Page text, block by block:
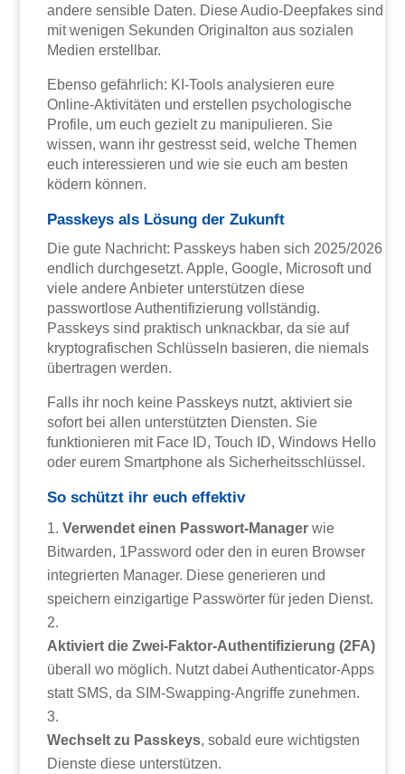
andere sensible Daten. Diese Audio-Deepfakes sind
mit wenigen Sekunden Originalton aus sozialen
Medien erstellbar.
Ebenso gefährlich: KI-Tools analysieren eure
Online-Aktivitäten und erstellen psychologische
Profile, um euch gezielt zu manipulieren. Sie
wissen, wann ihr gestresst seid, welche Themen
euch interessieren und wie sie euch am besten
ködern können.
Passkeys als Lösung der Zukunft
Die gute Nachricht: Passkeys haben sich 2025/2026
endlich durchgesetzt. Apple, Google, Microsoft und
viele andere Anbieter unterstützen diese
passwortlose Authentifizierung vollständig.
Passkeys sind praktisch unknackbar, da sie auf
kryptografischen Schlüsseln basieren, die niemals
übertragen werden.
Falls ihr noch keine Passkeys nutzt, aktiviert sie
sofort bei allen unterstützten Diensten. Sie
funktionieren mit Face ID, Touch ID, Windows Hello
oder eurem Smartphone als Sicherheitsschlüssel.
So schützt ihr euch effektiv
Verwendet einen Passwort-Manager wie
Bitwarden, 1Password oder den in euren Browser
integrierten Manager. Diese generieren und
speichern einzigartige Passwörter für jeden Dienst.
Aktiviert die Zwei-Faktor-Authentifizierung (2FA)
überall wo möglich. Nutzt dabei Authenticator-Apps
statt SMS, da SIM-Swapping-Angriffe zunehmen.
Wechselt zu Passkeys, sobald eure wichtigsten
Dienste diese unterstützen.